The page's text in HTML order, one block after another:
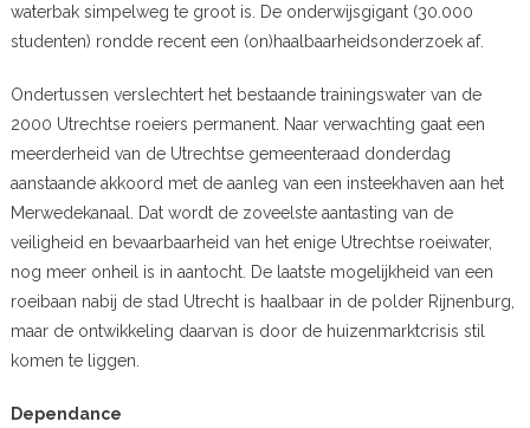
waterbak simpelweg te groot is. De onderwijsgigant (30.000
studenten) rondde recent een (on)haalbaarheidsonderzoek af.
Ondertussen verslechtert het bestaande trainingswater van de
2000 Utrechtse roeiers permanent. Naar verwachting gaat een
meerderheid van de Utrechtse gemeenteraad donderdag
aanstaande akkoord met de aanleg van een insteekhaven aan het
Merwedekanaal. Dat wordt de zoveelste aantasting van de
veiligheid en bevaarbaarheid van het enige Utrechtse roeiwater,
nog meer onheil is in aantocht. De laatste mogelijkheid van een
roeibaan nabij de stad Utrecht is haalbaar in de polder Rijnenburg,
maar de ontwikkeling daarvan is door de huizenmarktcrisis stil
komen te liggen.
Dependance